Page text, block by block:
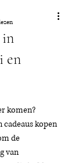
in
en
komen?
cadeaus kopen
de
van